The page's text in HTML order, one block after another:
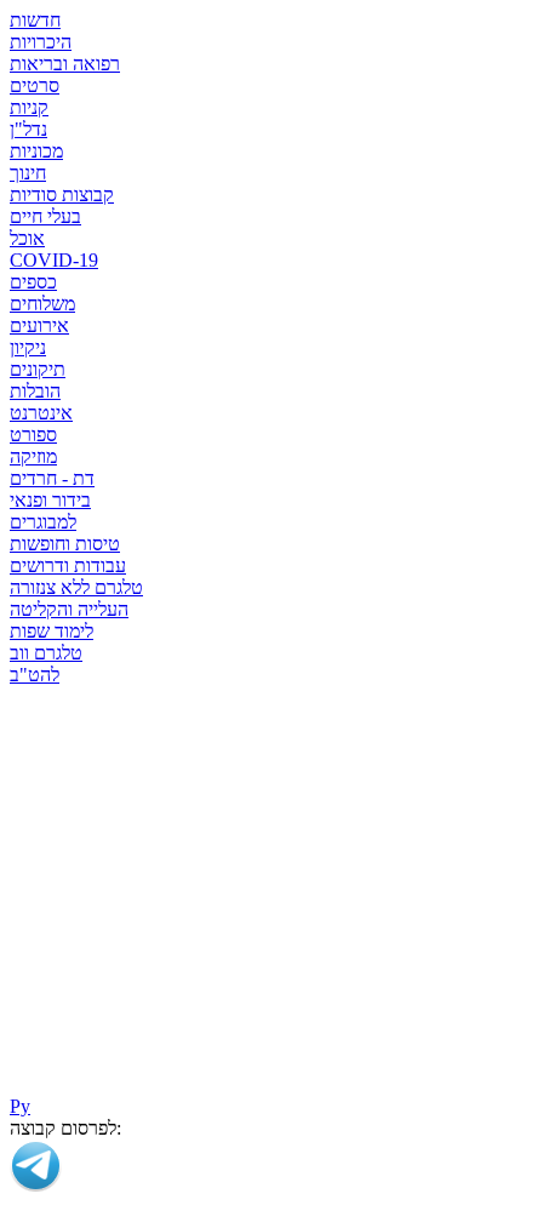
חדשות
היכרויות
רפואה ובריאות
סרטים
קניות
נדל"ן
מכוניות
חינוך
קבוצות סודיות
בעלי חיים
אוכל
COVID-19
כספים
משלוחים
אירועים
ניקיון
תיקונים
הובלות
אינטרנט
ספורט
מוזיקה
דת - חרדים
בידור ופנאי
למבוגרים
טיסות וחופשות
עבודות ודרושים
טלגרם ללא צנזורה
העלייה והקליטה
לימוד שפות
טלגרם ווב
להט"ב
Ру
לפרסום קבוצה: